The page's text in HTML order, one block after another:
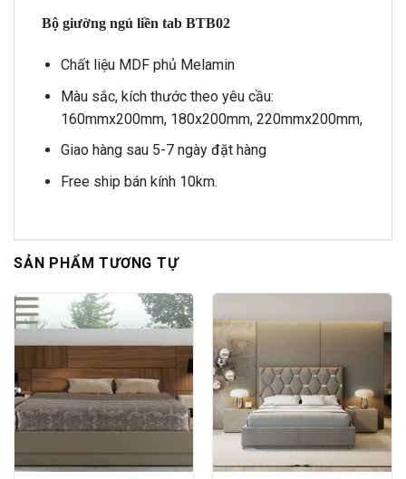
Bộ giường ngủ liền tab BTB02
Chất liệu MDF phủ Melamin
Màu sắc, kích thước theo yêu cầu:
160mmx200mm, 180x200mm, 220mmx200mm,
Giao hàng sau 5-7 ngày đặt hàng
Free ship bán kính 10km.
SẢN PHẨM TƯƠNG TỰ